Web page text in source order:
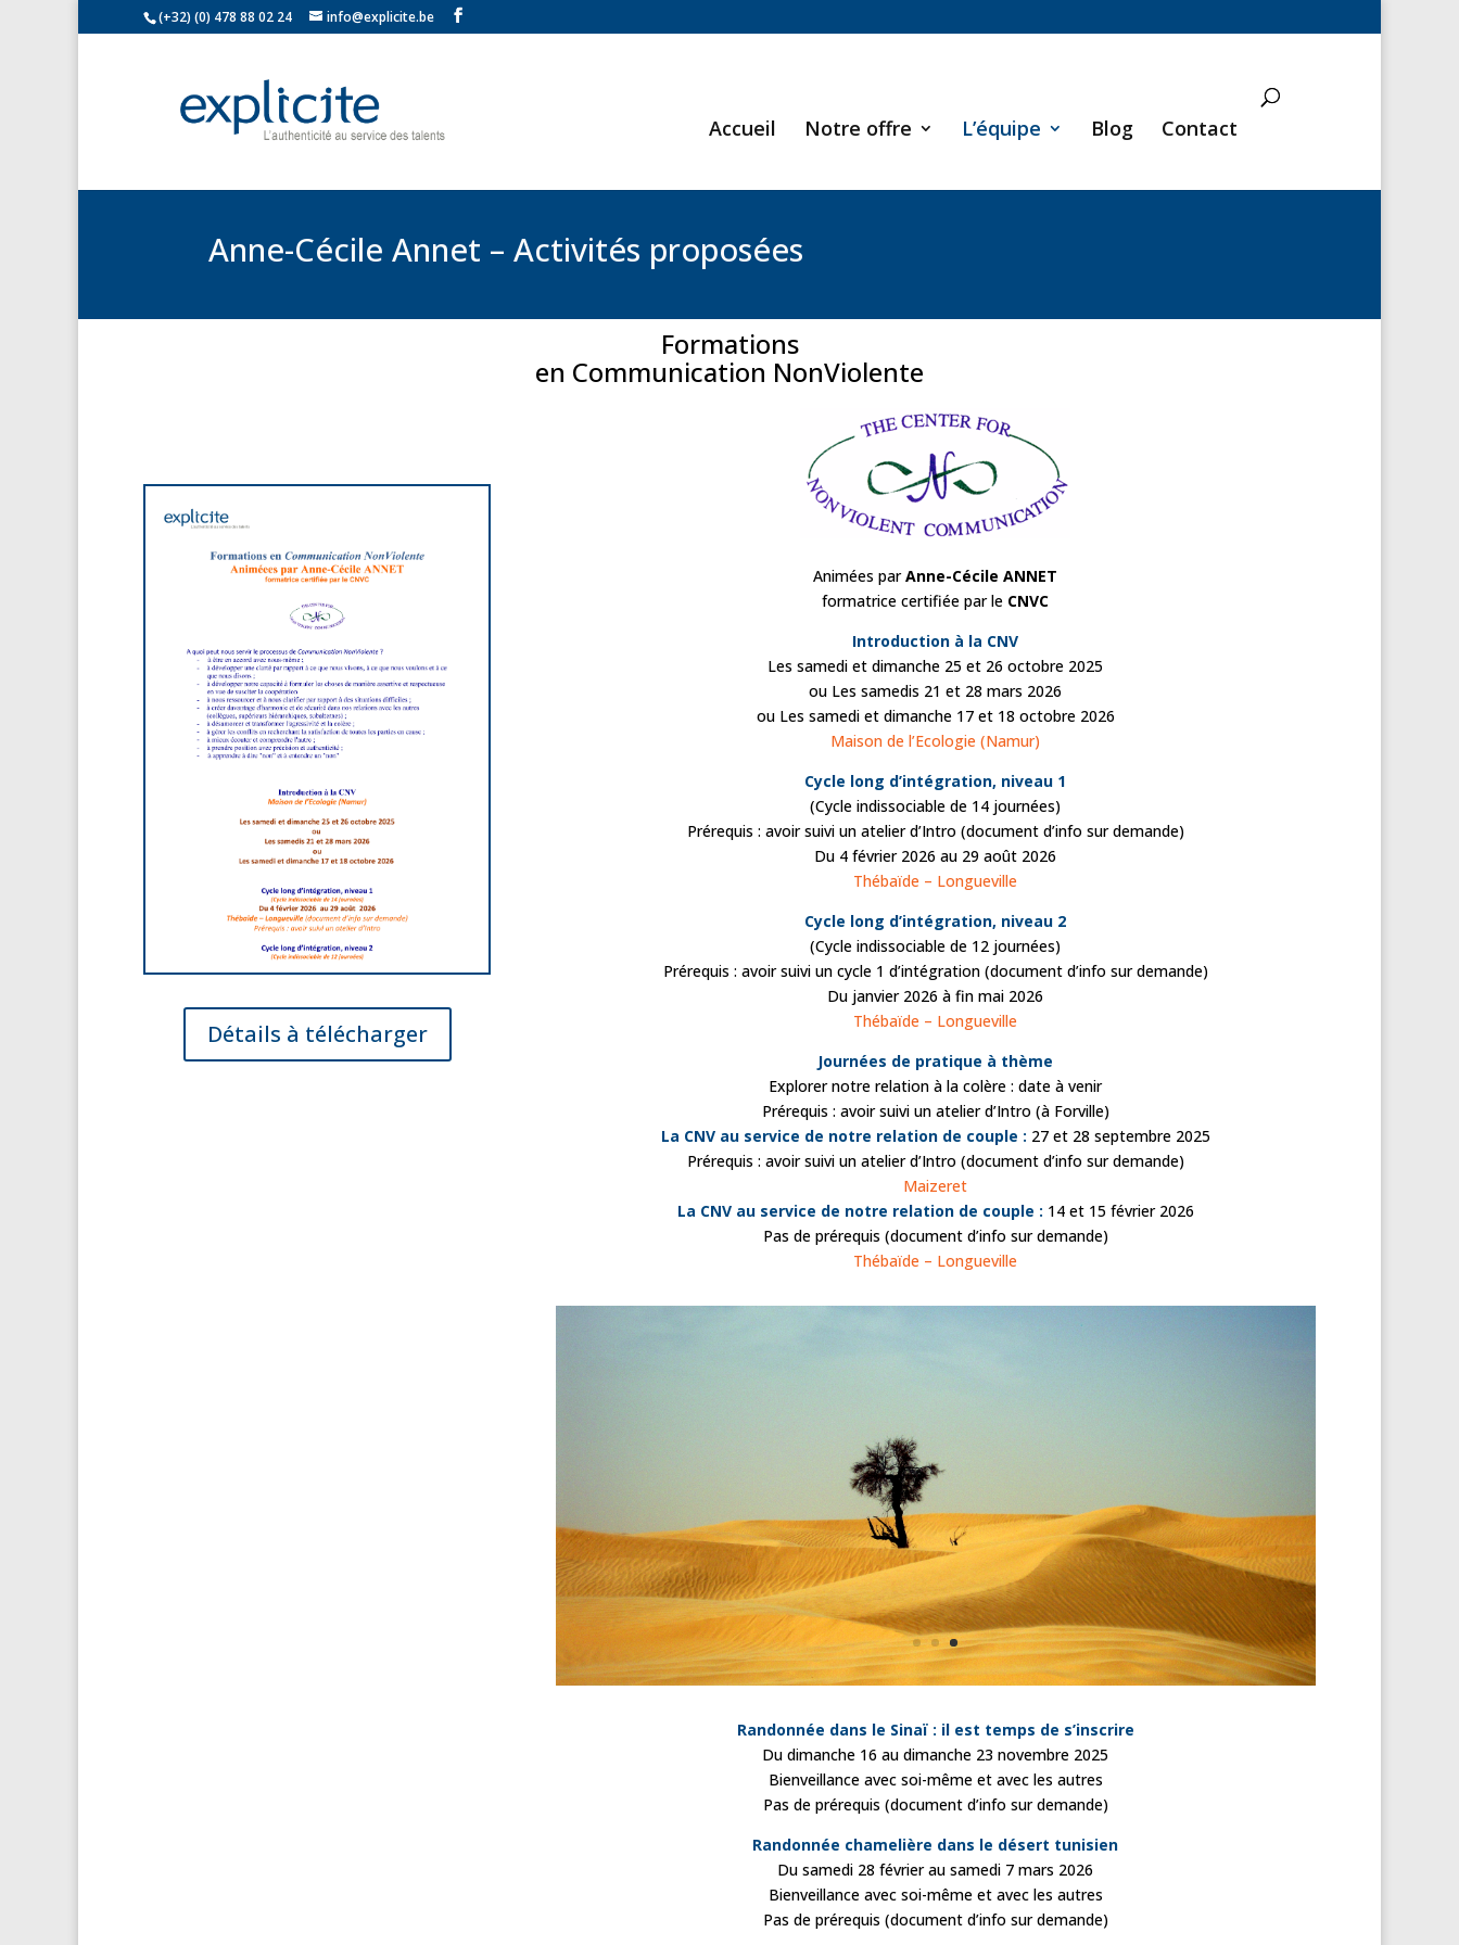
(+32) (0) 478 88 02 24 info@explicite.be
Accueil Notre offre L’équipe Blog Contact
Anne-Cécile Annet – Activités proposées
Formations
en Communication NonViolente
Détails à télécharger
Animées parAnne-Cécile ANNET
formatrice certifiée par le CNVC
Introduction à la CNV
Les samedi et dimanche 25 et 26 octobre 2025
ou Les samedis 21 et 28 mars 2026
ou Les samedi et dimanche 17 et 18 octobre 2026
Maison de l’Ecologie (Namur)
Cycle long d’intégration, niveau 1
(Cycle indissociable de 14 journées)
Prérequis : avoir suivi un atelier d’Intro (document d’info sur demande)
Du 4 février 2026 au 29 août 2026
Thébaïde – Longueville
Cycle long d’intégration, niveau 2
(Cycle indissociable de 12 journées)
Prérequis : avoir suivi un cycle 1 d’intégration (document d’info sur demande)
Du janvier 2026 à fin mai 2026
Thébaïde – Longueville
Journées de pratique à thème
Explorer notre relation à la colère : date à venir
Prérequis : avoir suivi un atelier d’Intro (à Forville)
La CNV au service de notre relation de couple : 27 et 28 septembre 2025
Prérequis : avoir suivi un atelier d’Intro (document d’info sur demande)
Maizeret
La CNV au service de notre relation de couple : 14 et 15 février 2026
Pas de prérequis (document d’info sur demande)
Thébaïde – Longueville
Randonnée dans le Sinaï : il est temps de s’inscrire
Du dimanche 16 au dimanche 23 novembre 2025
Bienveillance avec soi-même et avec les autres
Pas de prérequis (document d’info sur demande)
Randonnée chamelière dans le désert tunisien
Du samedi 28 février au samedi 7 mars 2026
Bienveillance avec soi-même et avec les autres
Pas de prérequis (document d’info sur demande)